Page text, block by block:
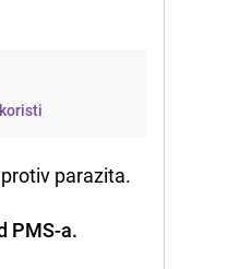
parazita.
PMS-a.